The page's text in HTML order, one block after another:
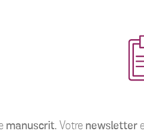
manuscrit. Votre newsletter